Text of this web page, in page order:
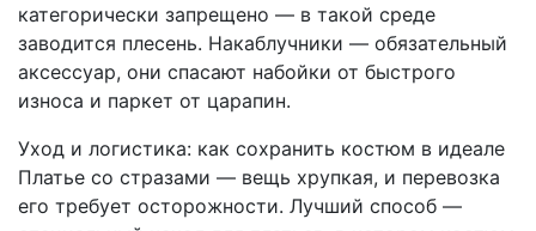
категорически запрещено — в такой среде
заводится плесень. Накаблучники — обязательный
аксессуар, они спасают набойки от быстрого
износа и паркет от царапин.
Уход и логистика: как сохранить костюм в идеале
Платье со стразами — вещь хрупкая, и перевозка
его требует осторожности. Лучший способ —